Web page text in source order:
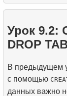
10.
3.
5.Как
4.
1.Самый
2.
Урок 9.2:
DROP
В предыдущем
с помощью
данных важно